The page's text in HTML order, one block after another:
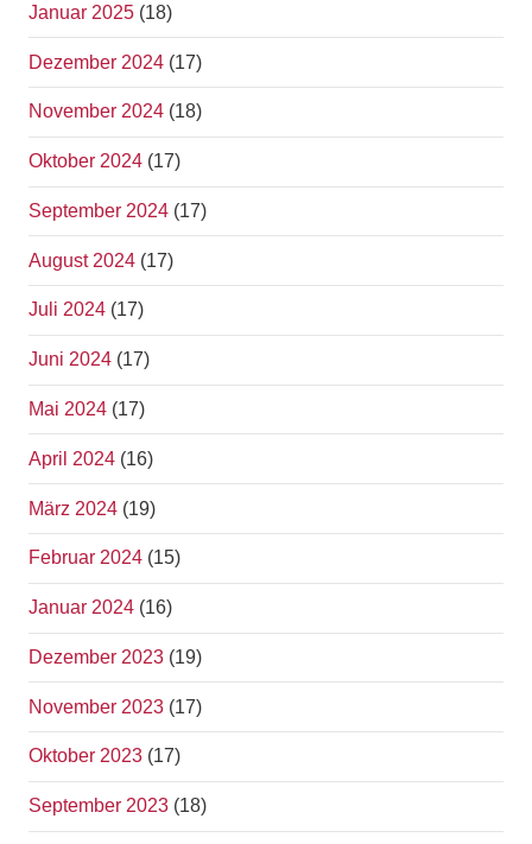
Januar 2025 (18)
Dezember 2024 (17)
November 2024 (18)
Oktober 2024 (17)
September 2024 (17)
August 2024 (17)
Juli 2024 (17)
Juni 2024 (17)
Mai 2024 (17)
April 2024 (16)
März 2024 (19)
Februar 2024 (15)
Januar 2024 (16)
Dezember 2023 (19)
November 2023 (17)
Oktober 2023 (17)
September 2023 (18)